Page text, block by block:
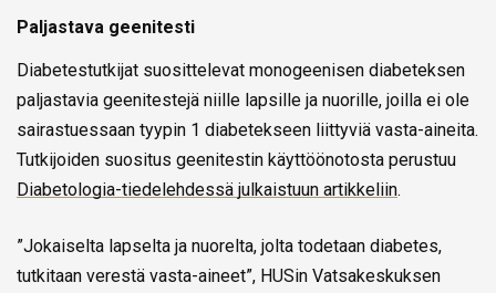
Paljastava geenitesti
Diabetestutkijat suosittelevat monogeenisen diabeteksen
paljastavia geenitestejä niille lapsille ja nuorille, joilla ei ole
sairastuessaan tyypin 1 diabetekseen liittyviä vasta-aineita.
Tutkijoiden suositus geenitestin käyttöönotosta perustuu
Diabetologia-tiedelehdessä julkaistuun artikkeliin.
”Jokaiselta lapselta ja nuorelta, jolta todetaan diabetes,
tutkitaan verestä vasta-aineet”, HUSin Vatsakeskuksen